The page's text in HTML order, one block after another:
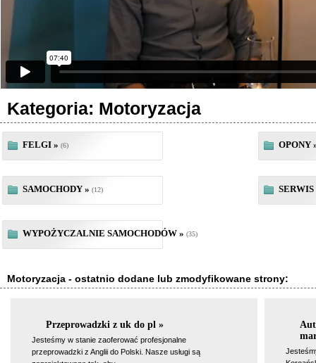
Kategoria: Motoryzacja
FELGI » (6) OPONY
SAMOCHODY » (12) SERWIS
WYPOŻYCZALNIE SAMOCHODÓW » (35)
Motoryzacja - ostatnio dodane lub zmodyfikowane strony:
Przeprowadzki z uk do pl »
Jesteśmy w stanie zaoferować profesjonalne
przeprowadzki z Anglii do Polski. Nasze usługi są